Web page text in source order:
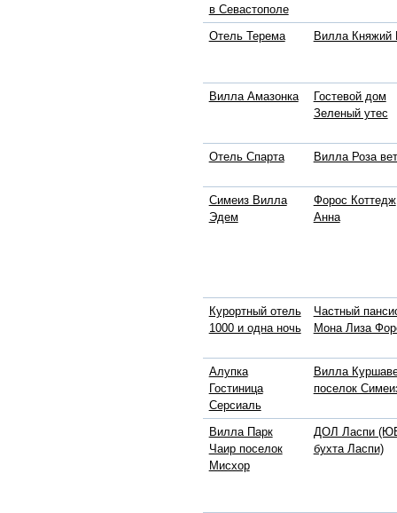
в Севастополе
Отель Терема Вилла Княжий
Вилла Амазонка
Гостевой дом
Зеленый утес
Отель Спарта Вилла Роза
Симеиз Вилла
Эдем
Форос Коттедж
Анна
Курортный отель
1000 и одна ночь
Частный
Мона Лиза
Алупка
Гостиница
Серсиаль
Вилла
поселок
Вилла Парк
Чаир поселок
Мисхор
ДОЛ Ласпи
бухта Ласпи)